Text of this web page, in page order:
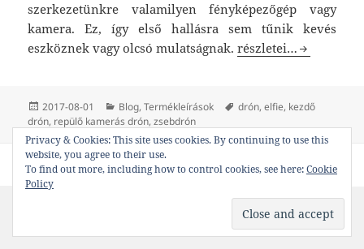
szerkezetünkre valamilyen fényképezőgép vagy
kamera. Ez, így első hallásra sem tűnik kevés
eszköznek vagy olcsó mulatságnak.“ELFIE” – Az
részletei…
Közzétéve
2017-08-01 Kategória
Blog,Termékleírások Címke
drón,elfie, kezdő
drón, repülő kamerás drón,zsebdrón
Proudly powered by WordPress
Privacy & Cookies: This site uses cookies. By continuing to use this
website, you agree to their use.
To find out more, including how to control cookies, see here:Cookie
Policy